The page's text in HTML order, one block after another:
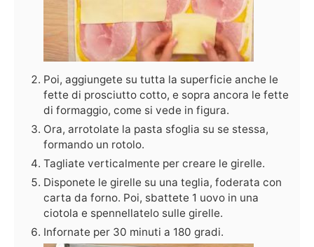
Poi, aggiungete su tutta la superficie anche le
fette di prosciutto cotto, e sopra ancora le fette
di formaggio, come si vede in figura.
Ora, arrotolate la pasta sfoglia su se stessa,
formando un rotolo.
Tagliate verticalmente per creare le girelle.
Disponete le girelle su una teglia, foderata con
carta da forno. Poi, sbattete 1 uovo in una
ciotola e spennellatelo sulle girelle.
Infornate per 30 minuti a 180 gradi.